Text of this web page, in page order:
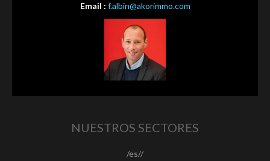
Email : f.albin@akorimmo.com
NUESTROS SECTORES
/es//